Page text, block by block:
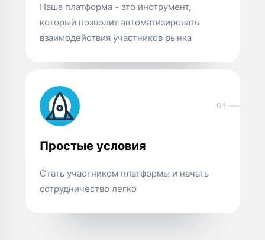
Наша платформа - это инструмент,
который позволит автоматизировать
взаимодействия участников рынка
04
Простые условия
Стать участником платформы и начать
сотрудничество легко